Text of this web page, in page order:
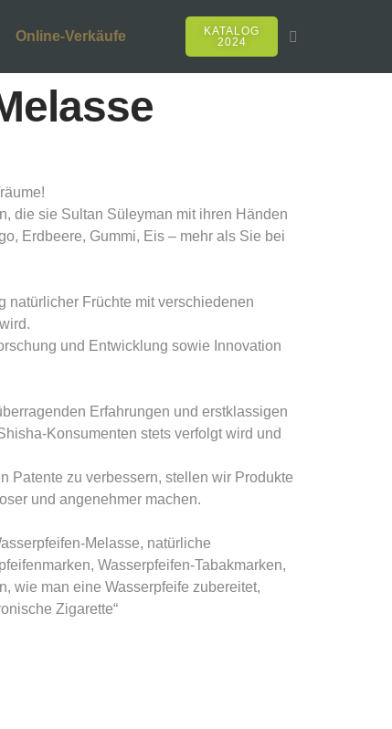
Online-Verkäufe
KATALOG
2024
die sie Sultan Süleyman mit ihren Händen
Erdbeere, Gummi, Eis – mehr als Sie bei
natürlicher Früchte mit verschiedenen
und Entwicklung sowie Innovation
Erfahrungen und erstklassigen
Konsumenten stets verfolgt wird und
Patente zu verbessern, stellen wir Produkte
und angenehmer machen.
Melasse, natürliche
Wasserpfeifen-Tabakmarken,
wie man eine Wasserpfeife zubereitet,
Zigarette“